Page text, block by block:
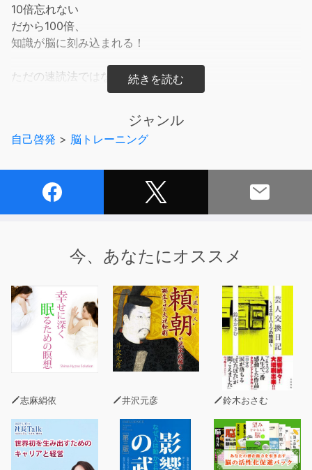
10倍忘れない
だから100倍、
知識が脳に刻み込まれる！
ただの速読法ではない。
脳科学から生まれた
それが高速読書である。
１、高速でたくさん読める
しかし速読の「３分で読める」というのは、
高速読書は、しっかりと内容を頭にインプット
することができる本物の読書法です。
２、本の内容を忘れない
本で得た知識を長期記憶として
脳科学に裏づけられた方法なので、
誰でも読んだら内容を忘れないスキルが身につきます。
３、仕事や生活に必ずアウトプットできる
ジャンル
自己啓発 > 脳トレーニング
今、あなたにオススメ
志麻絹依 井沢元彦 鈴木おさむ